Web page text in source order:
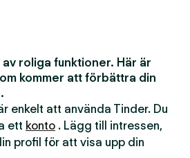
roliga funktioner. Här är
kommer att förbättra din
enkelt att använda Tinder. Du
ett konto . Lägg till intressen,
profil för att visa upp din